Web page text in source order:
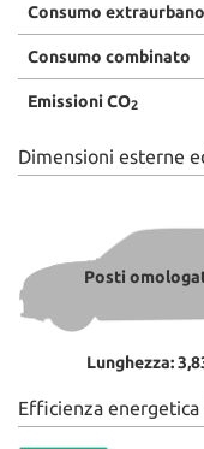
Consumo extraurbano
Consumo combinato
Emissioni CO2
Dimensioni esterne
Posti
Lunghezza:
Efficienza